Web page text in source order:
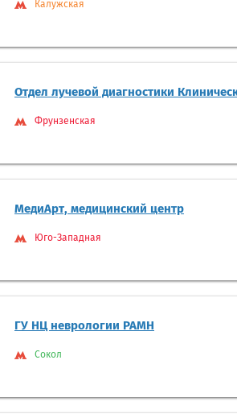
Калужская
Отдел лучевой диагностики
Фрунзенская
МедиАрт, медицинский центр
Юго-Западная
ГУ НЦ неврологии РАМН
Сокол